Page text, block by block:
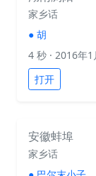
家乡话
● 胡
4 秒 · 2016年
打开
安徽蚌埠
家乡话